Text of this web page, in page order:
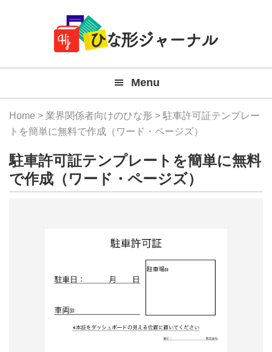
Navigation
料
テ
プ
ー
Menu
Home > 業界関係者向けのひな形 > 駐車許可証テンプレー
トを簡単に無料で作成（ワード・ページズ）
駐車許可証テンプレートを簡単に無料
で作成（ワード・ページズ）